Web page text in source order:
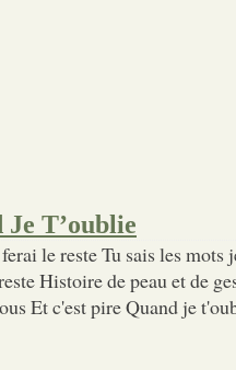
Je T’oublie
le reste Tu sais les mots
Histoire de peau et de
Et c'est pire Quand je